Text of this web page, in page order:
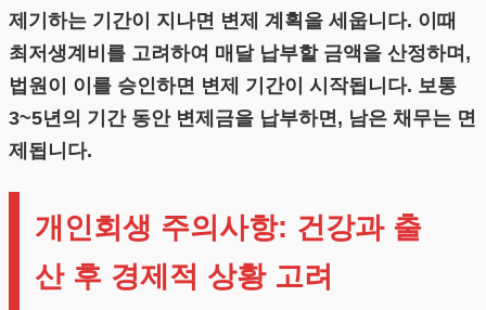
제기하는 기간이 지나면 변제 계획을 세웁니다. 이때
최저생계비를 고려하여 매달 납부할 금액을 산정하며,
법원이 이를 승인하면 변제 기간이 시작됩니다. 보통
3~5년의 기간 동안 변제금을 납부하면, 남은 채무는 면
제됩니다.
개인회생 주의사항: 건강과 출
산 후 경제적 상황 고려